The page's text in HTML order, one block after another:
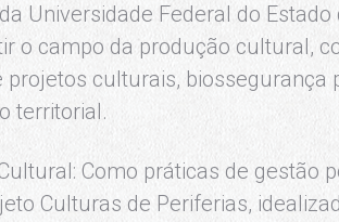
Universidade Federal do Estado
o campo da produção cultural,
culturais, biossegurança
territorial.
Como práticas de gestão
Culturas de Periferias,